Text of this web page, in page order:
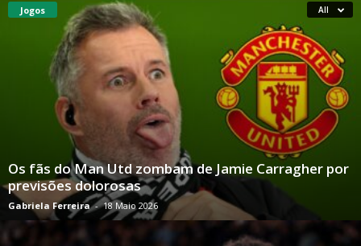
Jogos All
Os fãs do Man Utd zombam de Jamie Carragher por
previsões dolorosas
Gabriela Ferreira - 18 Maio 2026